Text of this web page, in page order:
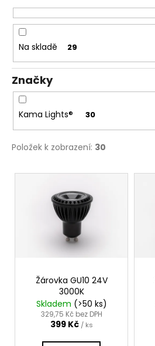
o
d
u
k
t
ů
Na skladě 29
Značky
Kama Lights® 30
Položek k zobrazení: 30
V
Žárovka GU10 24V
3000K
Skladem (>50 ks)
329,75 Kč bez DPH
399 Kč / ks